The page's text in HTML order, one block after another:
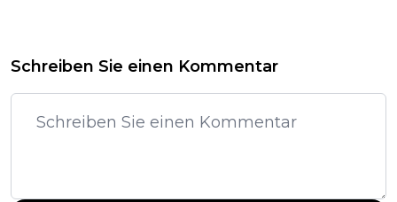
Schreiben Sie einen Kommentar